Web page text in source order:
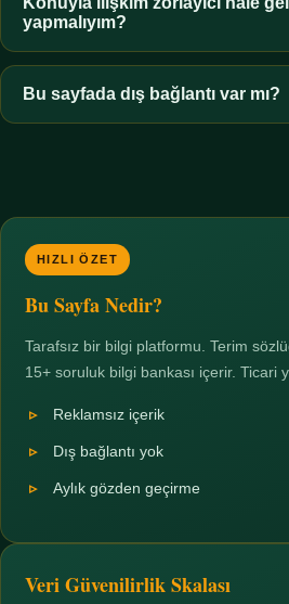
zorunluluktur.
yapmalıyım?
Zaman sınırı koyun, harcadığınız
profesyonel destek alın. Türkiye'de
mevcuttur; yardım istemek güçlü bir
Bu sayfada dış bağlantı var mı?
HIZLI ÖZET
Bu Sayfa Nedir?
Tarafsız bir bilgi platformu. Terim
15+ soruluk bilgi bankası içerir. Ticari
Reklamsız içerik
Dış bağlantı yok
Aylık gözden geçirme
Veri Güvenilirlik Skalası